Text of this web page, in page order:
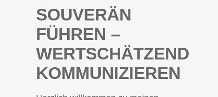
SOUVERÄN
FÜHREN –
WERTSCHÄTZEND
KOMMUNIZIEREN